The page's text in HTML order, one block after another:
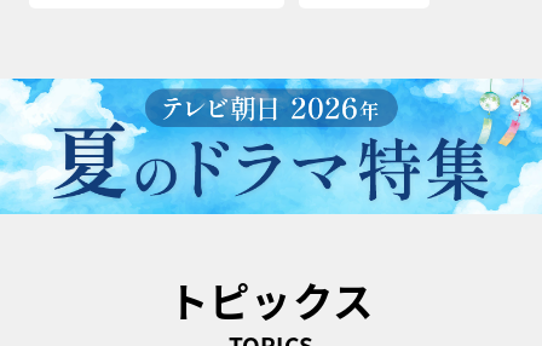
トピックス